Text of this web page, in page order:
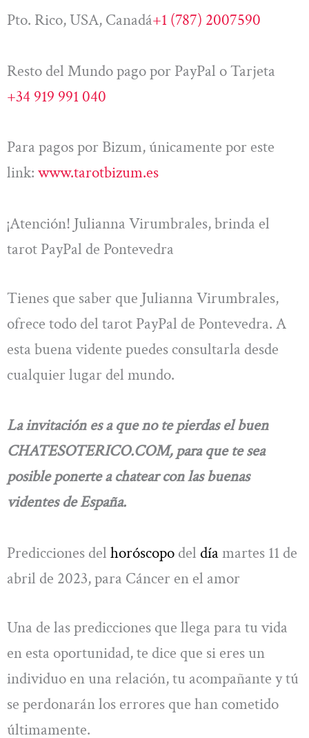
Pto. Rico, USA, Canadá+1 (787) 2007590
Resto del Mundo pago por PayPal o Tarjeta
+34 919 991 040
Para pagos por Bizum, únicamente por este
link: www.tarotbizum.es
¡Atención! Julianna Virumbrales, brinda el
tarot PayPal de Pontevedra
Tienes que saber que Julianna Virumbrales,
ofrece todo del tarot PayPal de Pontevedra. A
esta buena vidente puedes consultarla desde
cualquier lugar del mundo.
La invitación es a que no te pierdas el buen
CHATESOTERICO.COM, para que te sea
posible ponerte a chatear con las buenas
videntes de España.
Predicciones del horóscopo del díamartes 11 de
abril de 2023, para Cáncer en el amor
Una de las predicciones que llega para tu vida
en esta oportunidad, te dice que si eres un
individuo en una relación, tu acompañante y tú
se perdonarán los errores que han cometido
últimamente.